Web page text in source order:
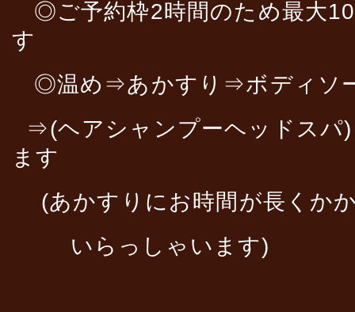
◎ご予約枠2時間のため最大
す
◎温め⇒あかすり⇒ボディソ
⇒(ヘアシャンプーヘッドスパ)
ます
(あかすりにお時間が長くか
いらっしゃいます)